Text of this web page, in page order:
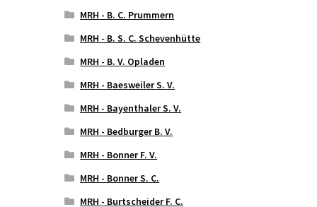
MRH - B. C. Prummern
MRH - B. S. C. Schevenhütte
MRH - B. V. Opladen
MRH - Baesweiler S. V.
MRH - Bayenthaler S. V.
MRH - Bedburger B. V.
MRH - Bonner F. V.
MRH - Bonner S. C.
MRH - Burtscheider F. C.